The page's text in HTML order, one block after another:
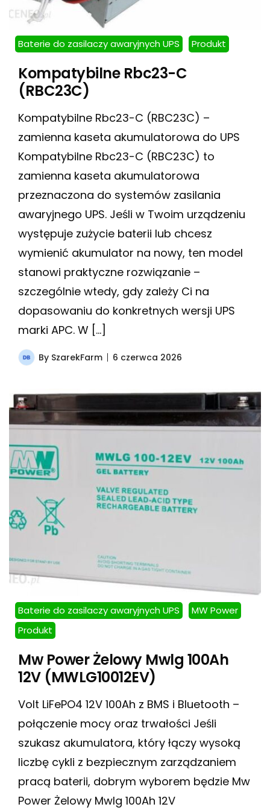
Baterie do zasilaczy awaryjnych UPS Produkt
Kompatybilne Rbc23-C
(RBC23C)
Kompatybilne Rbc23-C (RBC23C) –
zamienna kaseta akumulatorowa do UPS
Kompatybilne Rbc23-C (RBC23C) to
zamienna kaseta akumulatorowa
przeznaczona do systemów zasilania
awaryjnego UPS. Jeśli w Twoim urządzeniu
występuje zużycie baterii lub chcesz
wymienić akumulator na nowy, ten model
stanowi praktyczne rozwiązanie –
szczególnie wtedy, gdy zależy Ci na
dopasowaniu do konkretnych wersji UPS
marki APC. W […]
By SzarekFarm 6 czerwca 2026
Baterie do zasilaczy awaryjnych UPS
MW Power
Produkt
Mw Power Żelowy Mwlg 100Ah
12V (MWLG10012EV)
Volt LiFePO4 12V 100Ah z BMS i Bluetooth –
połączenie mocy oraz trwałości Jeśli
szukasz akumulatora, który łączy wysoką
liczbę cykli z bezpiecznym zarządzaniem
pracą baterii, dobrym wyborem będzie Mw
Power Żelowy Mwlg 100Ah 12V